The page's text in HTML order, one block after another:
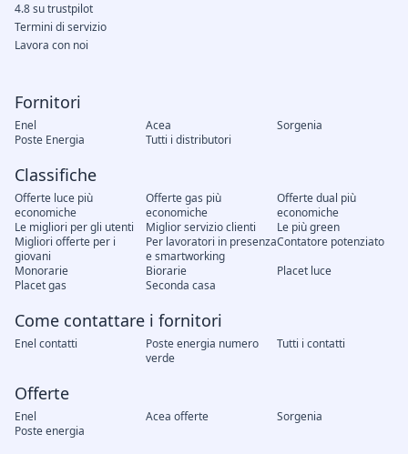
Fornitori
Enel Acea
Sorgenia
Poste Energia
Tutti i distributori
Classifiche
Offerte luce più
economiche
Offerte gas più
economiche
Offerte dual più
economiche
Le migliori per gli utenti
Miglior servizio clienti
Le più green
Migliori offerte per i
giovani
Per lavoratori in presenza
e smartworking
Contatore potenziato
Monorarie
Biorarie
Placet luce
Placet gas
Seconda casa
Come contattare i fornitori
Enel contatti
Poste energia numero
verde
Tutti i contatti
Offerte
Enel Acea offerte
Sorgenia
Poste energia
4.8 su trustpilot
Termini di servizio
Lavora con noi